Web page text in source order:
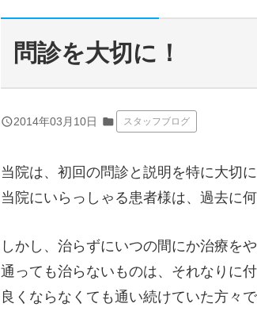
問診を大切に！
query_builder2014年03月10日 folder スタッフブログ
当院は、初回の問診と説明を特に大切に
当院にいらっしゃる患者様は、過去に
しかし、治らずにいつの間にか治療を
通っても治らないものは、それなりに
良くならなくても通い続けていた方々で